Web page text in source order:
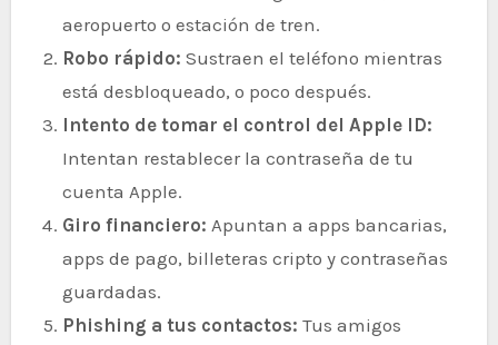
aeropuerto o estación de tren.
Robo rápido: Sustraen el teléfono mientras
está desbloqueado, o poco después.
Intento de tomar el control del Apple ID:
Intentan restablecer la contraseña de tu
cuenta Apple.
Giro financiero: Apuntan a apps bancarias,
apps de pago, billeteras cripto y contraseñas
guardadas.
Phishing a tus contactos: Tus amigos